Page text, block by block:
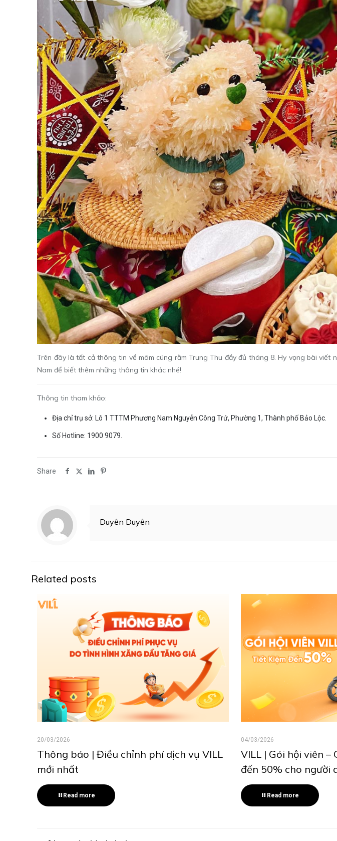
Trên đây là tất cả thông tin về mâm cúng rằm Trung Thu đầy đủ tháng 8. Hy vọng bài
Nam để biết thêm những thông tin khác nhé!
Thông tin tham khảo:
Địa chỉ trụ sở: Lô 1 TTTM Phương Nam Nguyễn Công Trứ, Phường 1, Thành phố Bảo Lộc.
Số Hotline: 1900 9079.
Share
Duyên Duyên
Related posts
20/03/2026
Thông báo | Điều chỉnh phí dịch vụ VILL
mới nhất
Read more
04/03/2026
VILL | Gói hội viên
đến 50% cho người
Read more